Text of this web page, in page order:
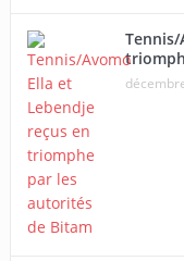
Tennis/